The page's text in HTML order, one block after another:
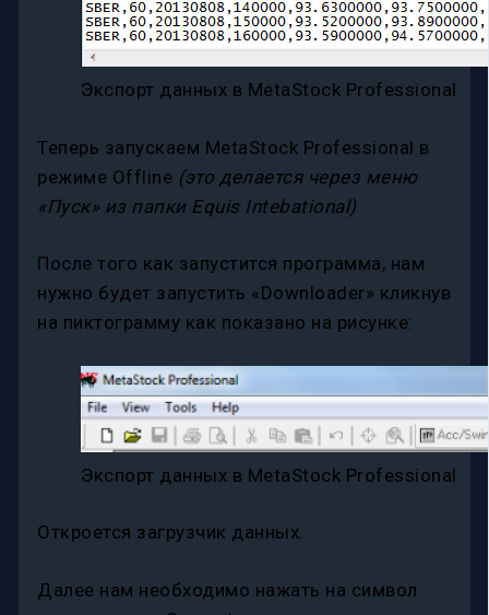
Экспорт данных в MetaStock Professional
Теперь запускаем MetaStock Professional в
режиме Offline (это делается через меню
«Пуск» из папки Equis Intebational)
После того как запустится программа, нам
нужно будет запустить «Downloader» кликнув
на пиктограмму как показано на рисунке:
Экспорт данных в MetaStock Professional
Откроется загрузчик данных.
Далее нам необходимо нажать на символ